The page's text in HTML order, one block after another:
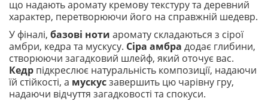
що надають аромату кремову текстуру та деревний
характер, перетворюючи його на справжній шедевр.
У фіналі, базові ноти аромату складаються з сірої
амбри, кедра та мускусу. Сіра амбра додає глибини,
створюючи загадковий шлейф, який оточує вас.
Кедр підкреслює натуральність композиції, надаючи
їй стійкості, а мускусзавершить цю чарівну гру,
надаючи відчуття загадковості та спокуси.